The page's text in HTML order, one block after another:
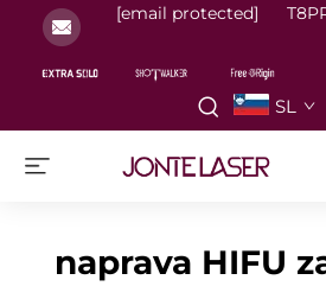
[email protected]
SL
naprava HIFU